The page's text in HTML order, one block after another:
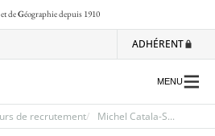
deGéographiedepuis 1910
ADHÉRENT
MENU
de recrutement Michel Catala-S...